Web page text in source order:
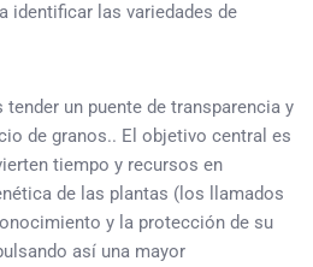
identificar las variedades de
un puente de transparencia y
de granos.. El objetivo central es
tiempo y recursos en
de las plantas (los llamados
y la protección de su
así una mayor